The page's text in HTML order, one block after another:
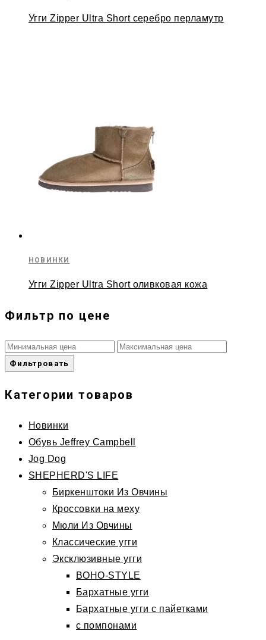
Угги Zipper Ultra Short серебро перламутр
НОВИНКИ
Угги Zipper Ultra Short оливковая кожа
Фильтр по цене
Фильтровать
Категории товаров
Новинки
Обувь Jeffrey Campbell
Jog Dog
SHEPHERD'S LIFE
Биркенштоки Из Овчины
Кроссовки на меху
Мюли Из Овчины
Классические угги
Эксклюзивные угги
BOHO-STYLE
Бархатные угги
Бархатные угги с пайетками
с помпонами